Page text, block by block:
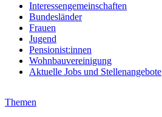
Interessengemeinschaften
Bundesländer
Frauen
Jugend
Pensionist:innen
Wohnbauvereinigung
Aktuelle Jobs und Stellenangebote
Themen